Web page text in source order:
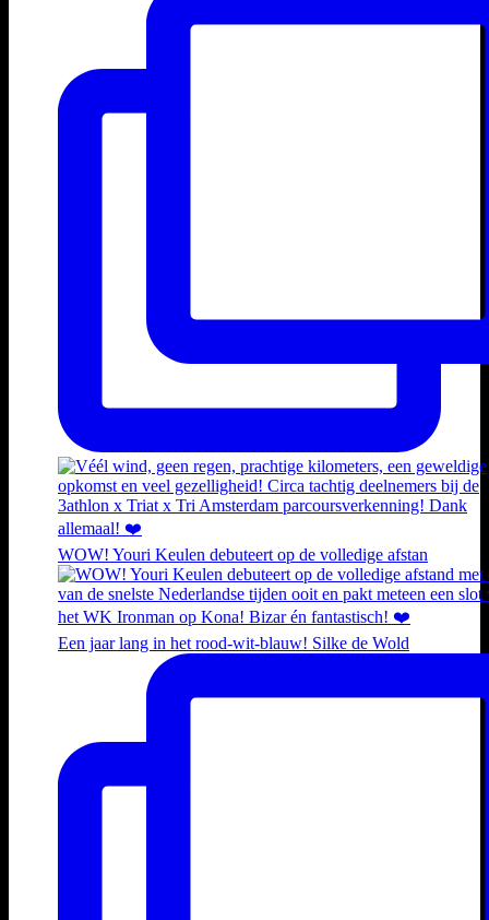
WOW! Youri Keulen debuteert op de volledige afstan
Een jaar lang in het rood-wit-blauw! Silke de Wold